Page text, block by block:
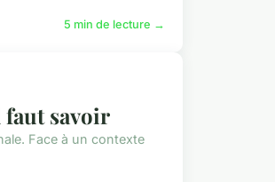
5 min de lecture →
faut savoir
Face à un contexte